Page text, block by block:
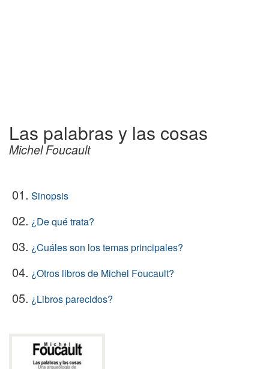
Las palabras y las cosas
Michel Foucault
01. Sinopsis
02. ¿De qué trata?
03. ¿Cuáles son los temas principales?
04. ¿Otros libros de Michel Foucault?
05. ¿Libros parecidos?